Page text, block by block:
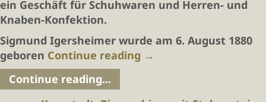
ein Geschäft für Schuhwaren und Herren- und
Knaben-Konfektion.
Sigmund Igersheimer wurde am 6. August 1880
geboren Continue reading →
Continue reading...